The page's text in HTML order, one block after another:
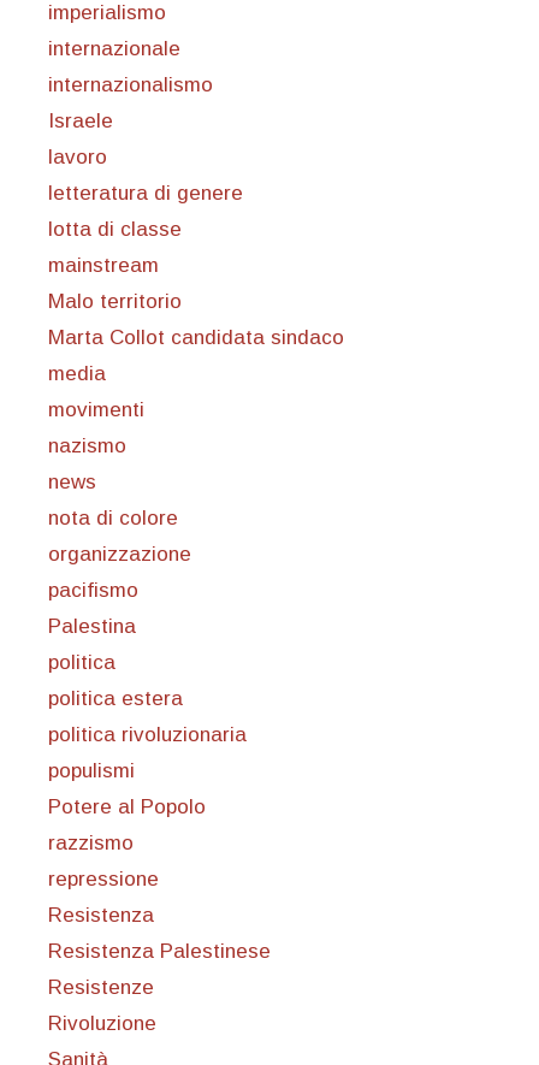
imperialismo
internazionale
internazionalismo
Israele
lavoro
letteratura di genere
lotta di classe
mainstream
Malo territorio
Marta Collot candidata sindaco
media
movimenti
nazismo
news
nota di colore
organizzazione
pacifismo
Palestina
politica
politica estera
politica rivoluzionaria
populismi
Potere al Popolo
razzismo
repressione
Resistenza
Resistenza Palestinese
Resistenze
Rivoluzione
Sanità